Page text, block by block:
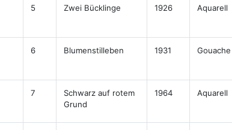
5 Zwei Bücklinge 1926 Aquarell
6 Blumenstilleben 1931 Gouache
7
Schwarz auf rotem
Grund
1964 Aquarell